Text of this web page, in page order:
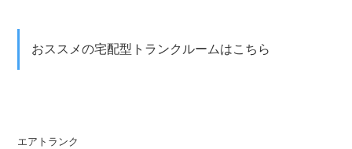
おススメの宅配型トランクルームはこちら
エアトランク